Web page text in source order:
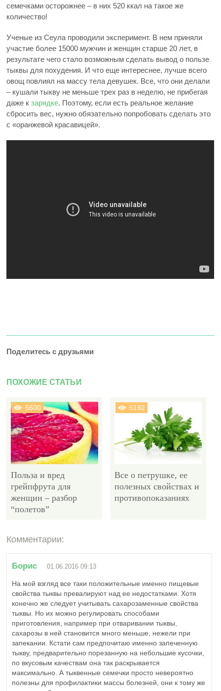
семечками осторожнее – в них 520 ккал на такое же
количество!
Ученые из Сеула проводили эксперимент. В нем приняли
участие более 15000 мужчин и женщин старше 20 лет, в
результате чего стало возможным сделать вывод о пользе
тыквы для похудения. И что еще интереснее, лучше всего
овощ повлиял на массу тела девушек. Все, что они делали
– кушали тыкву не меньше трех раз в неделю, не прибегая
даже кзарядке. Поэтому, если есть реальное желание
сбросить вес, нужно обязательно попробовать сделать это
с «оранжевой красавицей».
Поделитесь с друзьями
ПОХОЖИЕ СТАТЬИ
5600
Польза и вред
грейпфрута для
женщин – разбор
“полетов”
5192
Все о петрушке, ее
полезных свойствах и
противопоказаниях
4297
Полезные свойства и
противопоказания
черной бузины.
Полный список
Комментарии:
Борис 01.06.2016 09:13
На мой взгляд все таки положительные именно пищевые
свойства тыквы превалируют над ее недостатками. Хотя
конечно же следует учитывать сахарозаменные свойства
тыквы. Но их можно регулировать способами
приготовления, например при отваривании тыквы,
сахарозы в ней становится много меньше, нежели при
запекании. Кстати сам предпочитаю именно запеченную
тыкву, предварительно порезанную на небольшие кусочки,
по вкусовым качествам она так раскрывается
максимально. А тыквенные семечки просто невероятно
полезны для профилактики массы болезней, они к тому же